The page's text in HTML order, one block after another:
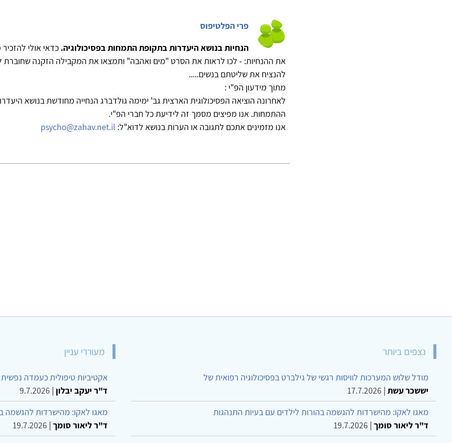
פרי הפלטיפוס
הנחיות בנושא היעדרות בתקופת התמחות בפסיכולוגיה. כדאי אולי להזכיר
את ההנחיות: - לכו לראות את הסרט "מים ואהבה" ותמצאו את המקבילה הזקנה שחוברת
להנציח את שליטתם בנשים.....
מתוך מידעון הפ"י :
לאחרונה הוציאה הפסיכולוגית הארצית גב' ימימה גולדברג הנחייה מחודשת בנושא
ההתמחות. אנו מפיצים מסמך זה לידיעת כל חברי הפ"י.
אנו מזמינים אתכם לתגובה או הערות בנושא לדוא"ל: psycho@zahav.net.il
נצפים ביותר
מודל שלוש המערכות לוויסות רגשי של גילברט בפסיכולוגיה רפואית של
יששכר עשת |
17.7.2026
מאגו לאקו: מהישרדות להגשמה בהורות לילדים עם בעיות התנהגות
ד"ר ליאור סומך |
19.7.2026
מעוררי עניין
אקטיביות טיפולית כעמדה
ד"ר יעקב יבלון |
9.7.2026
מאגו לאקו: מהישרדות להגשמה
ד"ר ליאור סומך |
19.7.2026